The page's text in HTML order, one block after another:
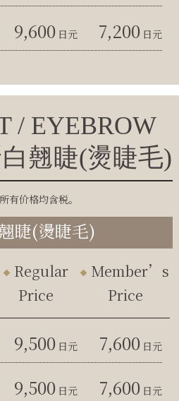
9,600 日元 7,200 日元
/ EYEBROW
翹睫(燙睫毛)
有价格均含税。
睫(燙睫毛)
Regular
Price
Member’s
Price
9,500 日元 7,600 日元
9,500 日元 7,600 日元